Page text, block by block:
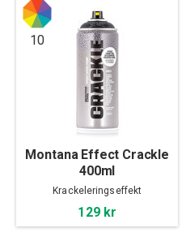
10
Montana Effect Crackle
400ml
Krackeleringseffekt
129 kr